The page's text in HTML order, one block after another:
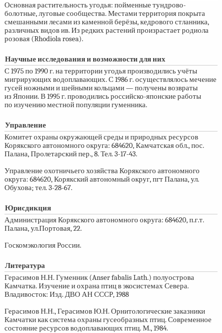
Основная растительность угодья: пойменные тундрово-
болотные, луговые сообщества. Местами территория покрыта
смешанными лесами из каменной берёзы, кедрового стланника,
различных видов ив. Из редких растений произрастает родиола
розовая (Rhodiola rosea).
Научные исследования и возможности для них
С 1975 по 1990 г. на территории угодья производились учёты
мигрирующих водоплавающих. С 1986 г. осуществлялось мечение
гусей ножными и шейными кольцами — получены возвраты
из Японии. В 1995 г. проводились российско-японские работы
по изучению местной популяции гуменника.
Управление
Комитет охраны окружающей среды и природных ресурсов
Корякского автономного округа: 684620, Камчатская обл., пос.
Палана, Пролетарский пер., 8. Тел.3-17-43.
Управление охотничьего хозяйства Корякского автономного
округа: 684620, Корякский автономный округ, пгт Палана, ул.
Обухова; тел.3-28-67.
Юрисдикция
Администрация Корякского автономного округа: 684620, п.г.т.
Палана, ул.Портовая, 22.
Госкомэкология России.
Литература
Герасимов Н.Н. Гуменник (Anser fabalis Lath.) полуострова
Камчатка. Изучение и охрана птиц в экосистемах Севера.
Владивосток: Изд. ДВО АН СССР, 1988
Герасимов Н.Н., Герасимов Ю.Н. Орнитологические заказники
Камчатки как система охраны гусеобразных птиц. Современное
состояние ресурсов водоплавающих птиц. М., 1984.